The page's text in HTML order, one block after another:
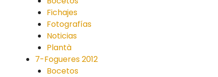
Fichajes
Fotografías
Noticias
Plantà
7-Fogueres 2012
Bocetos